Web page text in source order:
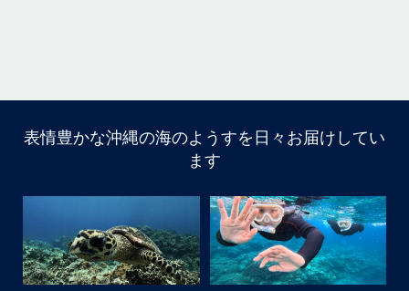
はいさい
アイランドメッセージです
最近は、連日クルーザーチャーターのご利用が続いていて
梅雨明け後のパーフェクトな海でバナナボートに船上
BBQ、シュノーケリングとお楽しみ頂いております
・
・
何ヶ月も前からやり取りさせて頂き温めていたご予約でし
表情豊かな沖縄の海のようすを日々お届けしてい
ます